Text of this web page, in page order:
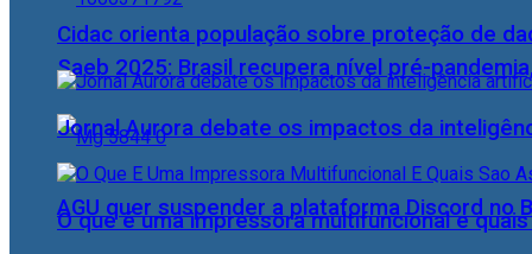
Saeb 2025: Brasil recupera nível pré-
AGU quer suspender a plataforma Discord no
Cidac orienta população sobre proteção de
Jornal Aurora debate os impactos da
O que é uma impressora multifuncional e